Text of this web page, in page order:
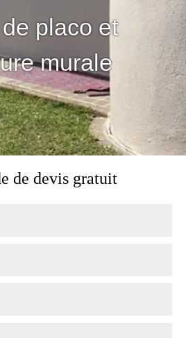
placo et
murale
de devis gratuit